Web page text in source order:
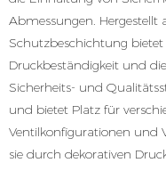
Abmessungen.
Schutzbeschichtung bietet
Druckbeständigkeit und
Sicherheits- und
und bietet Platz für
Ventilkonfigurationen und
sie durch dekorativen